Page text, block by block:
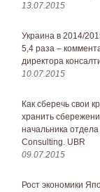
13.07.2015
Украина в 2014/
5,4 раза –
директора
10.07.2015
Как сберечь свои
хранить
начальника
Consulting. UBR
09.07.2015
Рост экономики